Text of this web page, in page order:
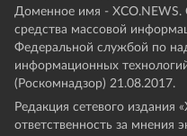
Доменное имя - XCO.NEWS.
средства массовой
Федеральной службой по
информационных
(Роскомнадзор) 21.08.2017.
Редакция сетевого издания
ответственность за мнения